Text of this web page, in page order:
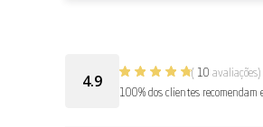
4.9 ( 10 avaliações)
100% dos clientes recomendam